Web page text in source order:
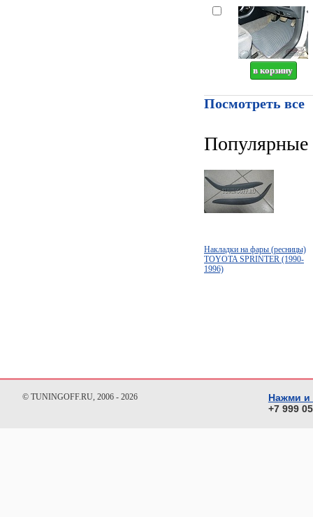
Посмотреть все
Популярные
Накладки на фары (ресницы)
TOYOTA SPRINTER (1990-
1996)
© TUNINGOFF.RU, 2006 - 2026
Нажми и
+7 999